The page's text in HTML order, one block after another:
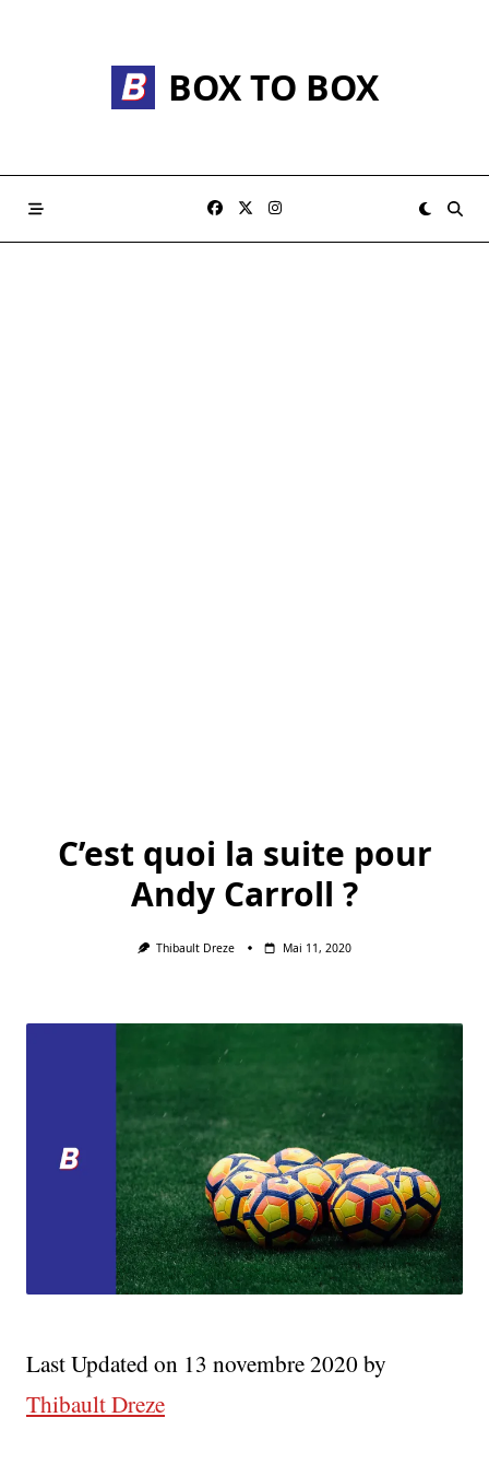
BOX TO BOX
C’est quoi la suite pour
Andy Carroll ?
Thibault Dreze Mai 11, 2020
Last Updated on 13 novembre 2020 by
Thibault Dreze